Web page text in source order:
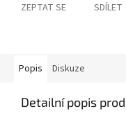
ZEPTAT SE SDÍLET
Popis Diskuze
Detailní popis